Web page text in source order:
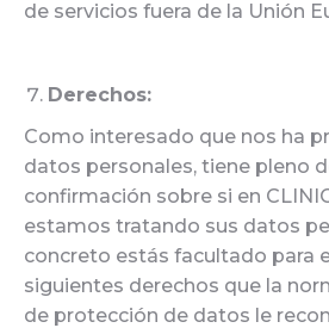
de servicios fuera de la Unión
Derechos:
Como interesado que nos ha
datos personales, tiene pleno
confirmación sobre si en
estamos tratando sus datos
concreto estás facultado para
siguientes derechos que la
de protección de datos le